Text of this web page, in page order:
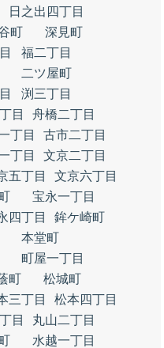
日之出四丁目
町
深見町
福二丁目
二ツ屋町
渕三丁目
目
舟橋二丁目
丁目
古市二丁目
丁目
文京二丁目
五丁目
文京六丁目
宝永一丁目
四丁目
鉾ケ崎町
本堂町
町屋一丁目
町
松城町
三丁目
松本四丁目
目
丸山二丁目
水越一丁目